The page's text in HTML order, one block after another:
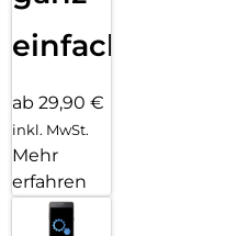
einfach
ab 29,90 €
inkl. MwSt.
Mehr
erfahren